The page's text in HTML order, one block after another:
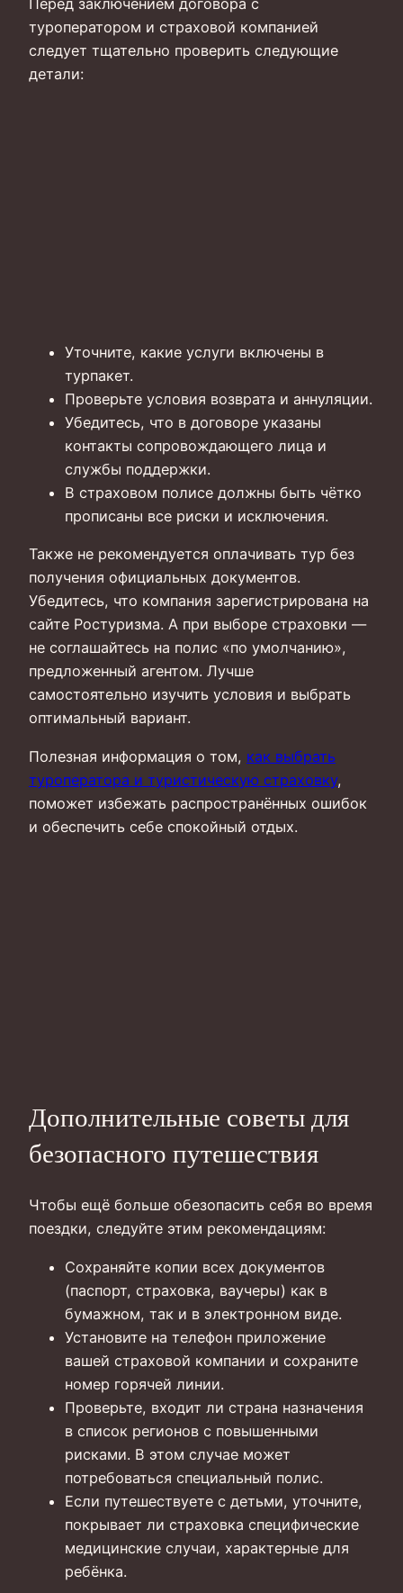
Перед заключением договора с
туроператором и страховой компанией
следует тщательно проверить следующие
детали:
Уточните, какие услуги включены в
турпакет.
Проверьте условия возврата и аннуляции.
Убедитесь, что в договоре указаны
контакты сопровождающего лица и
службы поддержки.
В страховом полисе должны быть чётко
прописаны все риски и исключения.
Также не рекомендуется оплачивать тур без
получения официальных документов.
Убедитесь, что компания зарегистрирована на
сайте Ростуризма. А при выборе страховки —
не соглашайтесь на полис «по умолчанию»,
предложенный агентом. Лучше
самостоятельно изучить условия и выбрать
оптимальный вариант.
Полезная информация о том, как выбрать
туроператора и туристическую страховку,
поможет избежать распространённых ошибок
и обеспечить себе спокойный отдых.
Дополнительные советы для
безопасного путешествия
Чтобы ещё больше обезопасить себя во время
поездки, следуйте этим рекомендациям:
Сохраняйте копии всех документов
(паспорт, страховка, ваучеры) как в
бумажном, так и в электронном виде.
Установите на телефон приложение
вашей страховой компании и сохраните
номер горячей линии.
Проверьте, входит ли страна назначения
в список регионов с повышенными
рисками. В этом случае может
потребоваться специальный полис.
Если путешествуете с детьми, уточните,
покрывает ли страховка специфические
медицинские случаи, характерные для
ребёнка.